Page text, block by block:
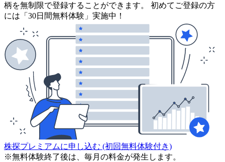
柄を無制限で登録することができます。 初めてご登録の方
には「30日間無料体験」実施中！
株探プレミアムに申し込む (初回無料体験付き)
※無料体験終了後は、毎月の料金が発生します。